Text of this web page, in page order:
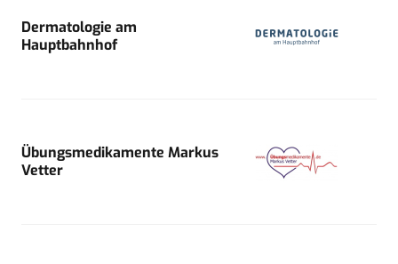
Dermatologie am
Hauptbahnhof
Übungsmedikamente Markus
Vetter